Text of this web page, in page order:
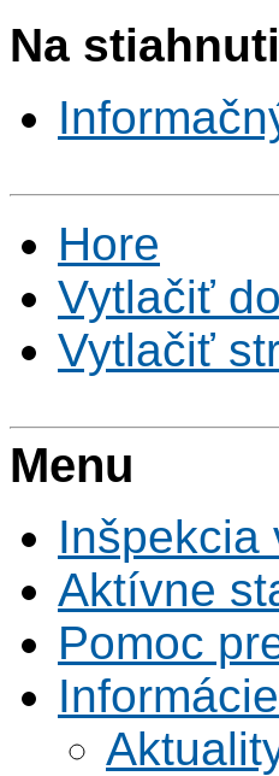
Na
Hore
Vytlačiť
Vytlačiť
Menu
Inšpekcia
Aktívne
Pomoc